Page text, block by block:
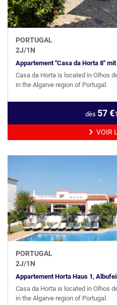
PORTUGAL
2J/1N
Appartement "Casa da Horta 8"
Casa da Horta is located in Olhos
in the Algarve region of Portugal.
dès 57€
VOIR
PORTUGAL
2J/1N
Appartement Horta Haus 1,
Casa da Horta is located in Olhos
in the Algarve region of Portugal.